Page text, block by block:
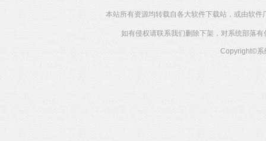
本站所有资源均转载自各大软件下载站，或由软
如有侵权请联系我们删除下架，对系统部落
Copyright©系